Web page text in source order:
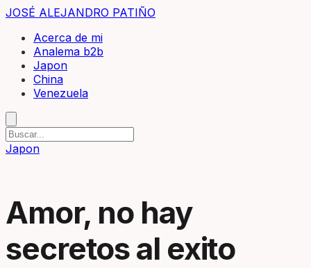
JOSÉ ALEJANDRO PATIÑO
Acerca de mi
Analema b2b
Japon
China
Venezuela
Japon
Amor, no hay
secretos al exito